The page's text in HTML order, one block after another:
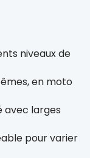
niveaux de
en moto
avec larges
pour varier